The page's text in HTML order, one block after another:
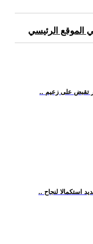
الموقع الرئيسي
تقبض على زعيم
استكمالا لنجاح